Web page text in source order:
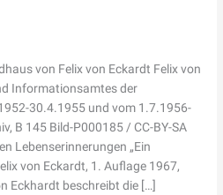
von Felix von Eckardt Felix von
Informationsamtes der
30.4.1955 und vom 1.7.1956-
B 145 Bild-P000185 / CC-BY-SA
Lebenserinnerungen „Ein
von Eckardt, 1. Auflage 1967,
Eckhardt beschreibt die […]